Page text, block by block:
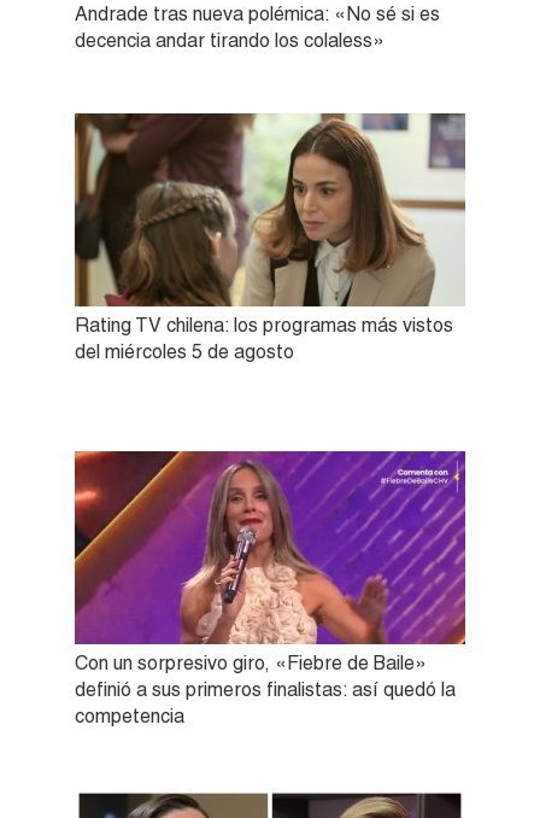
Andrade tras nueva polémica: «No sé si es
decencia andar tirando los colaless»
Rating TV chilena: los programas más vistos
del miércoles 5 de agosto
Con un sorpresivo giro, «Fiebre de Baile»
definió a sus primeros finalistas: así quedó la
competencia